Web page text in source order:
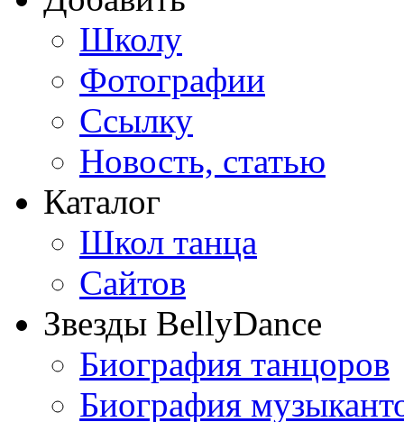
Школу
Фотографии
Ссылку
Новость, статью
Каталог
Школ танца
Сайтов
Звезды BellyDance
Биография танцоров
Биография